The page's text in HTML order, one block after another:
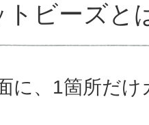
トビーズと
に、1箇所だ